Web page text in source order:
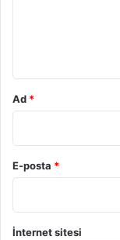
Ad *
E-posta *
İnternet sitesi